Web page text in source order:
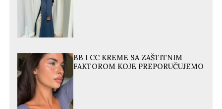
BB I CC KREME SA ZAŠTITNIM
FAKTOROM KOJE PREPORUČUJEMO